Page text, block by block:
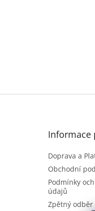
Informace
Doprava a
Obchodní
Podmínky
údajů
Zpětný